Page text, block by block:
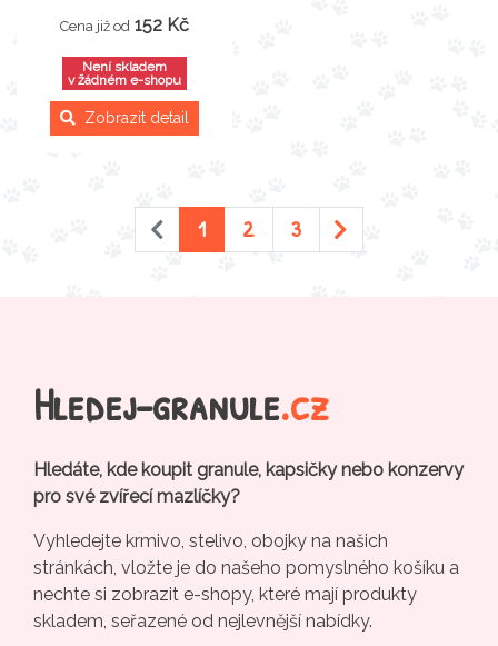
Cena již od 152 Kč
Není skladem
v žádném e-shopu
Zobrazit detail
1 2 3
Hledej-granule.cz
Hledáte, kde koupit granule, kapsičky nebo konzervy
pro své zvířecí mazlíčky?
Vyhledejte krmivo, stelivo, obojky na našich
stránkách, vložte je do našeho pomyslného košíku a
nechte si zobrazit e-shopy, které mají produkty
skladem, seřazené od nejlevnější nabídky.